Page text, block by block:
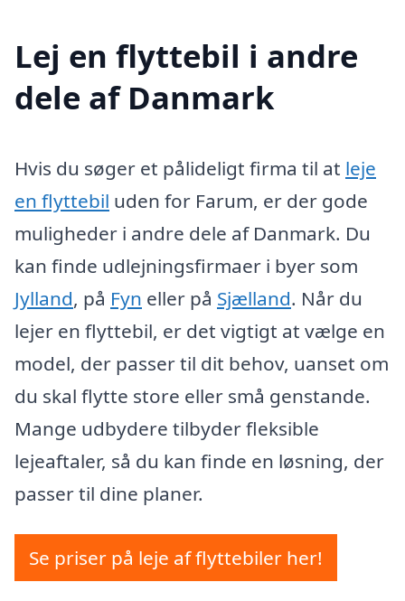
Lej en flyttebil i andre
dele af Danmark
Hvis du søger et pålideligt firma til at leje
en flyttebil uden for Farum, er der gode
muligheder i andre dele af Danmark. Du
kan finde udlejningsfirmaer i byer som
Jylland, på Fyn eller på Sjælland. Når du
lejer en flyttebil, er det vigtigt at vælge en
model, der passer til dit behov, uanset om
du skal flytte store eller små genstande.
Mange udbydere tilbyder fleksible
lejeaftaler, så du kan finde en løsning, der
passer til dine planer.
Se priser på leje af flyttebiler her!